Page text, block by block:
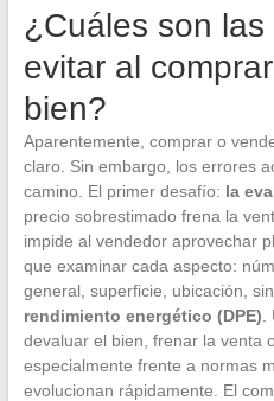
¿Cuáles son
evitar al
bien?
Aparentemente, comprar o
claro. Sin embargo, los errores
camino. El primer desafío: la
precio sobrestimado frena la
impide al vendedor aprovechar
que examinar cada aspecto:
general, superficie, ubicación,
rendimiento energético (DPE)
devaluar el bien, frenar la venta
especialmente frente a normas
evolucionan rápidamente. El